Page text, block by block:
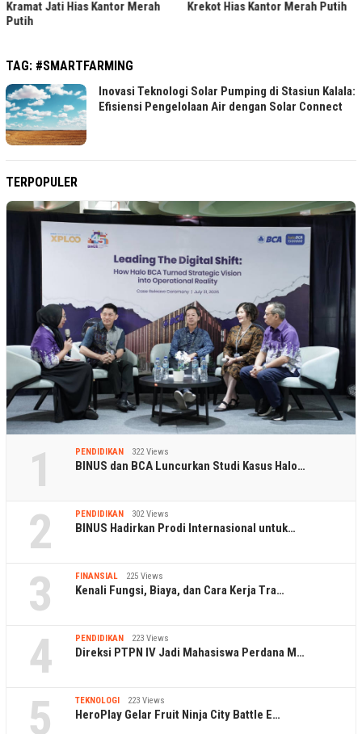
Kramat Jati Hias Kantor Merah
Putih
Krekot Hias Kantor Merah Putih
TAG: #SMARTFARMING
Inovasi Teknologi Solar Pumping di Stasiun Kalala:
Efisiensi Pengelolaan Air dengan Solar Connect
TERPOPULER
1 PENDIDIKAN 322 Views
BINUS dan BCA Luncurkan Studi Kasus Halo…
2 PENDIDIKAN 302 Views
BINUS Hadirkan Prodi Internasional untuk…
3 FINANSIAL 225 Views
Kenali Fungsi, Biaya, dan Cara Kerja Tra…
4 PENDIDIKAN 223 Views
Direksi PTPN IV Jadi Mahasiswa Perdana M…
5 TEKNOLOGI 223 Views
HeroPlay Gelar Fruit Ninja City Battle E…